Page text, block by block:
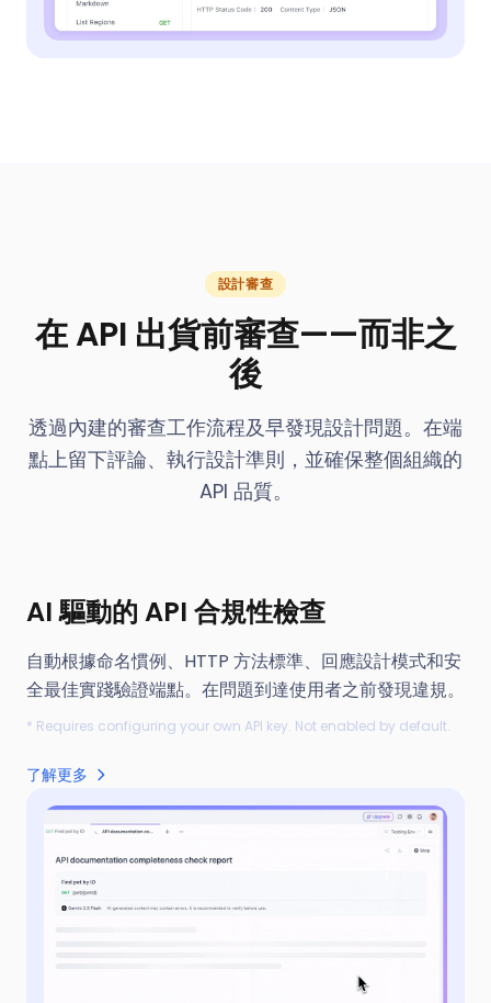
設計審查
在 API 出貨前審查——而非之
後
透過內建的審查工作流程及早發現設計問題。在端
點上留下評論、執行設計準則，並確保整個組織的
API 品質。
AI 驅動的 API 合規性檢查
自動根據命名慣例、HTTP 方法標準、回應設計模式和安
全最佳實踐驗證端點。在問題到達使用者之前發現違規。
* Requires configuring your own API key. Not enabled by default.
了解更多